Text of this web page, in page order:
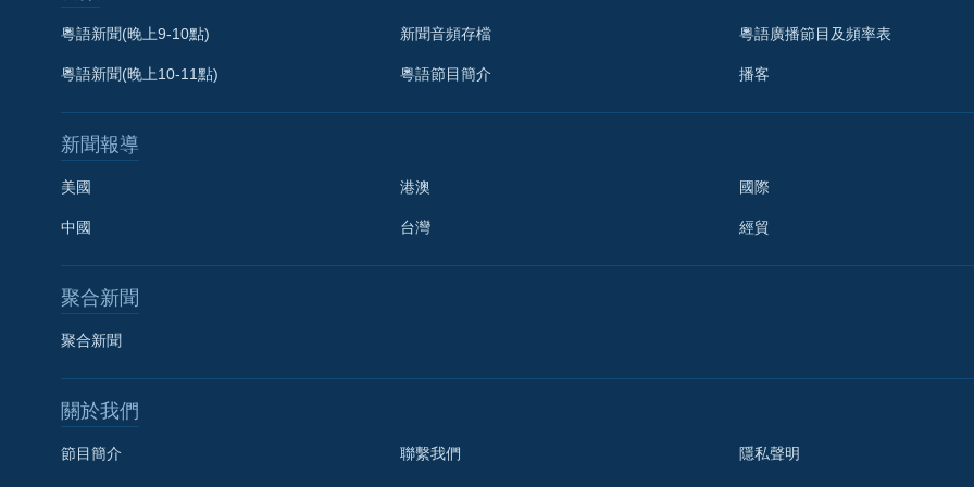
粵語新聞(晚上9-10點)
粵語新聞(晚上10-11點)
新聞音頻存檔
粵語節目簡介
粵語廣播節目及頻率表
播客
新聞報導
美國
中國
港澳
台灣
國際
經貿
聚合新聞
聚合新聞
關於我們
節目簡介 聯繫我們 隱私聲明